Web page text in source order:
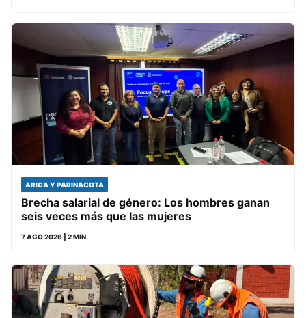
ARICA Y PARINACOTA
Brecha salarial de género: Los hombres ganan
seis veces más que las mujeres
7 AGO 2026 | 2 MIN.